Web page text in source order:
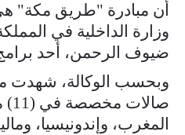
أن مبادرة "طريق مكة"
وزارة الداخلية في
ضيوف الرحمن، أحد برامج
وبحسب الوكالة، شهدت
المغرب، وإندونيسيا،